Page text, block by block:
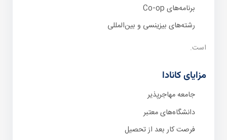
برنامه‌های Co-op
رشته‌های بیزینسی و بین‌المللی
است.
مزایای کانادا
جامعه مهاجرپذیر
دانشگاه‌های معتبر
فرصت کار بعد از تحصیل